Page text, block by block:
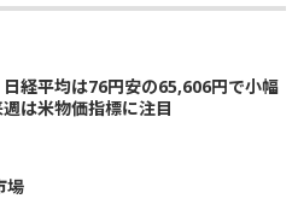
日経平均は76円安の65,606円で小幅
は米物価指標に注目
場